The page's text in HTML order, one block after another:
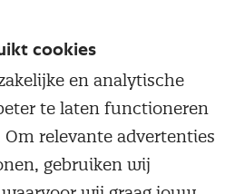
cookies
en analytische
te laten functioneren
relevante advertenties
gebruiken wij